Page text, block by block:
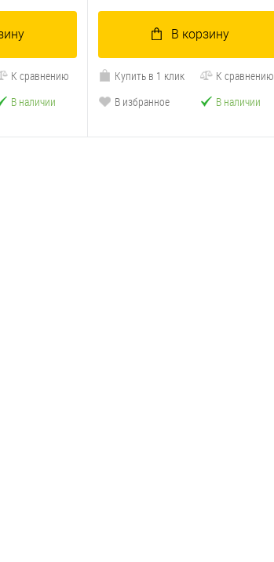
К сравнению
В наличии
В корзину
Купить в 1 клик
К сравнению
В избранное
В наличии